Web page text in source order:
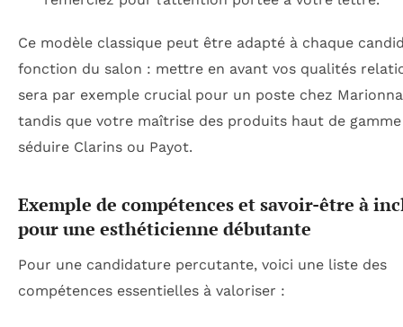
Ce modèle classique peut être adapté à chaque
fonction du salon : mettre en avant vos qualités
sera par exemple crucial pour un poste chez
tandis que votre maîtrise des produits haut de
séduire Clarins ou Payot.
Exemple de compétences et savoir-être à
pour une esthéticienne débutante
Pour une candidature percutante, voici une liste des
compétences essentielles à valoriser :